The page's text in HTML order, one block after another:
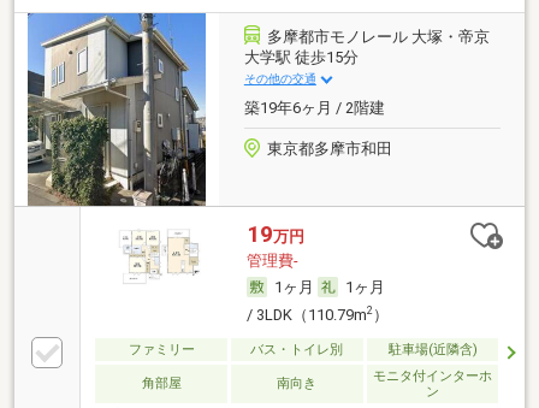
多摩都市モノレール 大塚・帝京
大学駅 徒歩15分
その他の交通
築19年6ヶ月 / 2階建
東京都多摩市和田
19万円
管理費-
1ヶ月
1ヶ月
/ 3LDK（110.79m2）
ファミリー バス・トイレ別 駐車場(近隣含)
角部屋 南向き
モニタ付インターホ
ン